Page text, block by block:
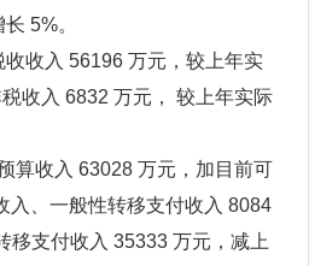
5%。
收入 56196 万元，较上年实
收入 6832 万元， 较上年实际
算收入 63028 万元，加目前可
入、一般性转移支付收入 8084
移支付收入 35333 万元，减上